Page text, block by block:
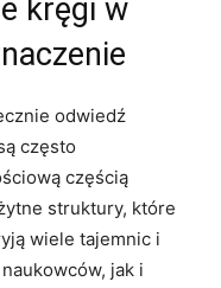
kręgi w
odwiedź
często
‌częścią
struktury, które
wiele tajemnic i
jak⁣ i